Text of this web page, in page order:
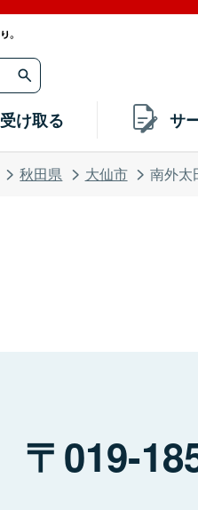
受け取る サ
秋田県 大仙市 南外太
019-